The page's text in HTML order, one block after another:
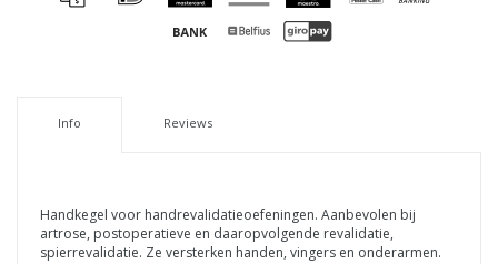
Info Reviews
Handkegel voor handrevalidatieoefeningen. Aanbevolen bij
artrose, postoperatieve en daaropvolgende revalidatie,
spierrevalidatie. Ze versterken handen, vingers en onderarmen.